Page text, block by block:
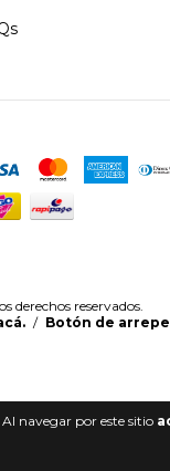
Al navegar por este sitio
derechos reservados.
/ Botón de